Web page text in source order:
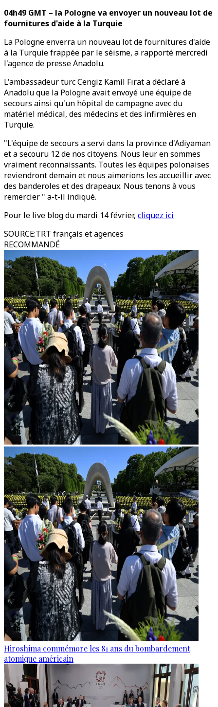
04h49 GMT – la Pologne va envoyer un nouveau lot de
fournitures d'aide à la Turquie
La Pologne enverra un nouveau lot de fournitures d'aide
à la Turquie frappée par le séisme, a rapporté mercredi
l'agence de presse Anadolu.
L'ambassadeur turc Cengiz Kamil Fırat a déclaré à
Anadolu que la Pologne avait envoyé une équipe de
secours ainsi qu'un hôpital de campagne avec du
matériel médical, des médecins et des infirmières en
Turquie.
"L'équipe de secours a servi dans la province d'Adiyaman
et a secouru 12 de nos citoyens. Nous leur en sommes
vraiment reconnaissants. Toutes les équipes polonaises
reviendront demain et nous aimerions les accueillir avec
des banderoles et des drapeaux. Nous tenons à vous
remercier " a-t-il indiqué.
Pour le live blog du mardi 14 février, cliquez ici
SOURCE:TRT français et agences
RECOMMANDÉ
Hiroshima commémore les 81 ans du bombardement
atomique américain